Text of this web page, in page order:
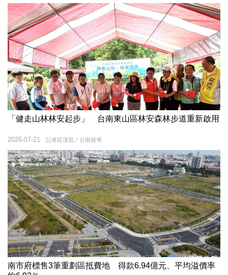
「健走山林林安起步」 台南東山區林安森林步道重新啟用
記者莊漢昌／台南報導
2026-07-21
南市府標售3筆重劃區抵費地 得款6.94億元、平均溢價率